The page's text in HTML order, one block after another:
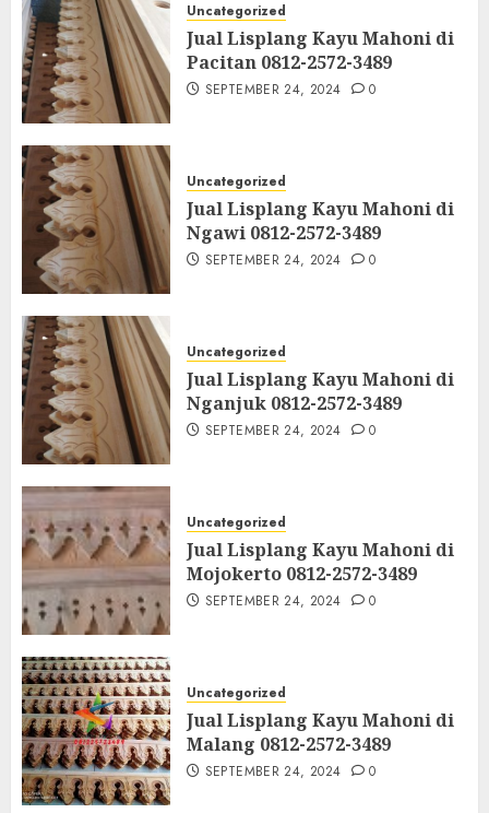
Uncategorized
Jual Lisplang Kayu Mahoni di
Pacitan 0812-2572-3489
SEPTEMBER 24, 2024 0
Uncategorized
Jual Lisplang Kayu Mahoni di
Ngawi 0812-2572-3489
SEPTEMBER 24, 2024 0
Uncategorized
Jual Lisplang Kayu Mahoni di
Nganjuk 0812-2572-3489
SEPTEMBER 24, 2024 0
Uncategorized
Jual Lisplang Kayu Mahoni di
Mojokerto 0812-2572-3489
SEPTEMBER 24, 2024 0
Uncategorized
Jual Lisplang Kayu Mahoni di
Malang 0812-2572-3489
SEPTEMBER 24, 2024 0